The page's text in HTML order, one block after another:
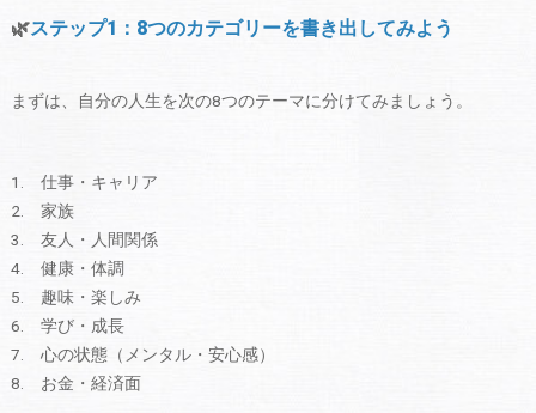
🌿ステップ1：8つのカテゴリーを書き出してみよう
まずは、自分の人生を次の8つのテーマに分けてみましょう。
仕事・キャリア
家族
友人・人間関係
健康・体調
趣味・楽しみ
学び・成長
心の状態（メンタル・安心感）
お金・経済面